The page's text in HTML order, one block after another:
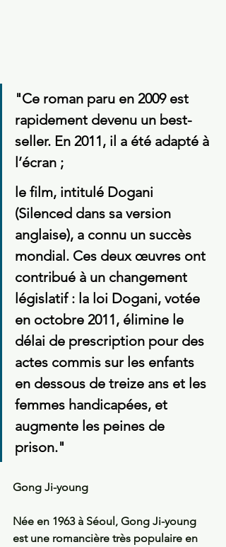
"Ce roman paru en 2009 est
rapidement devenu un best-
seller. En 2011, il a été adapté à
l’écran ;
le film, intitulé Dogani
(Silenced dans sa version
anglaise), a connu un succès
mondial. Ces deux œuvres ont
contribué à un changement
législatif : la loi Dogani, votée
en octobre 2011, élimine le
délai de prescription pour des
actes commis sur les enfants
en dessous de treize ans et les
femmes handicapées, et
augmente les peines de
prison."
Gong Ji-young
Née en 1963 à Séoul, Gong Ji-young
est une romancière très populaire en